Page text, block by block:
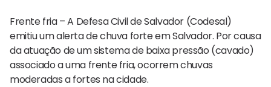
Frente fria – A Defesa Civil de Salvador (Codesal)
emitiu um alerta de chuva forte em Salvador. Por causa
da atuação de um sistema de baixa pressão (cavado)
associado a uma frente fria, ocorrem chuvas
moderadas a fortes na cidade.